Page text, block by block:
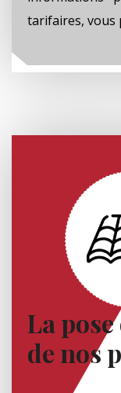
tarifaires, vous
La
de nos